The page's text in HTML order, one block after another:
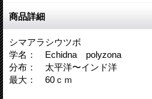
商品詳細
シマアラシウツボ
学名： Echidna polyzona
分布： 太平洋〜インド洋
最大： 60ｃｍ